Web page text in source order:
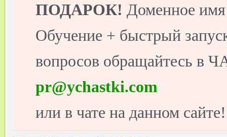
ПОДАРОК! Доменное
Обучение + быстрый
вопросов обращайтесь в
pr@ychastki.com
или в чате на данном сайте!